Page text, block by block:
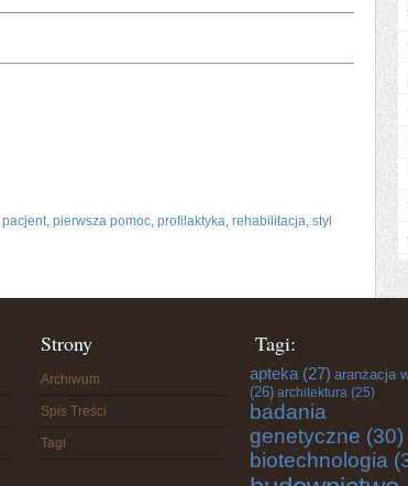
pacjent, pierwsza pomoc, profilaktyka, rehabilitacja, styl
Strony
Archiwum
Spis Treści
Tagi
Tagi:
apteka (27) aranżacja
(26) architektura (25)
badania
genetyczne (30)
biotechnologia